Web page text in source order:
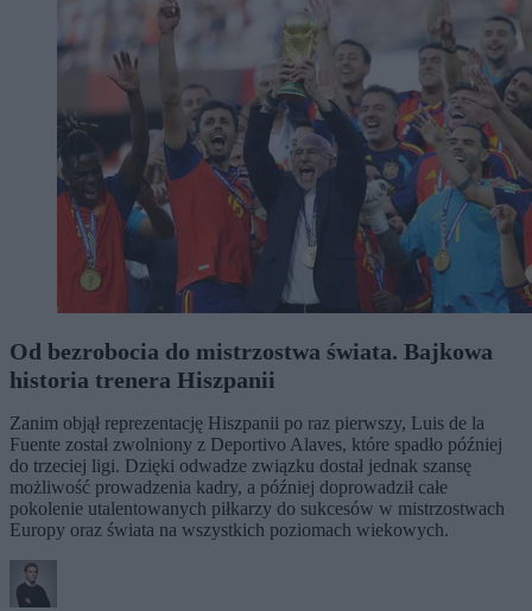
Od bezrobocia do mistrzostwa świata. Bajkowa
historia trenera Hiszpanii
Zanim objął reprezentację Hiszpanii po raz pierwszy, Luis de la
Fuente został zwolniony z Deportivo Alaves, które spadło później
do trzeciej ligi. Dzięki odwadze związku dostał jednak szansę
możliwość prowadzenia kadry, a później doprowadził całe
pokolenie utalentowanych piłkarzy do sukcesów w mistrzostwach
Europy oraz świata na wszystkich poziomach wiekowych.